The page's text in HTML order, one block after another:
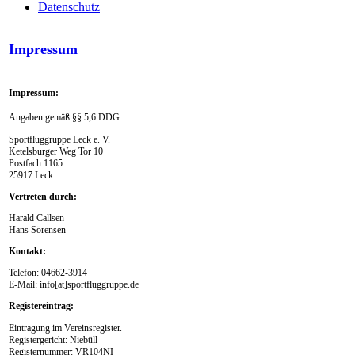
Datenschutz
Impressum
Impressum:
Angaben gemäß §§ 5,6 DDG:
Sportfluggruppe Leck e. V.
Ketelsburger Weg Tor 10
Postfach 1165
25917 Leck
Vertreten durch:
Harald Callsen
Hans Sörensen
Kontakt:
Telefon: 04662-3914
E-Mail: info[at]sportfluggruppe.de
Registereintrag:
Eintragung im Vereinsregister.
Registergericht: Niebüll
Registernummer: VR104NI